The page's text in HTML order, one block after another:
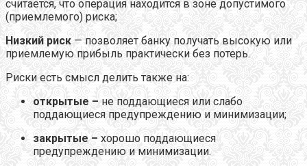
считается, что операция находится в зоне допустимого
(приемлемого) риска;
Низкий риск — позволяет банку получать высокую или
приемлемую прибыль практически без потерь.
Риски есть смысл делить также на:
открытые – не поддающиеся или слабо
поддающиеся предупреждению и минимизации;
закрытые – хорошо поддающиеся
предупреждению и минимизации.